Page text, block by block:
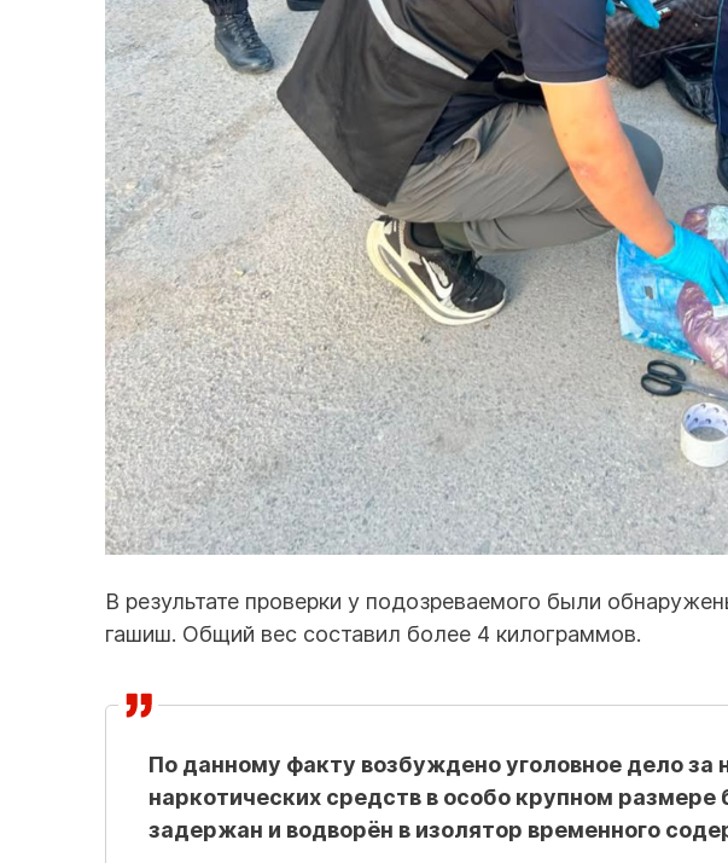
В результате проверки у подозреваемого были
гашиш. Общий вес составил более 4 килограммов.
По данному факту возбуждено уголовное дело за
наркотических средств в особо крупном
задержан и водворён в изолятор временного